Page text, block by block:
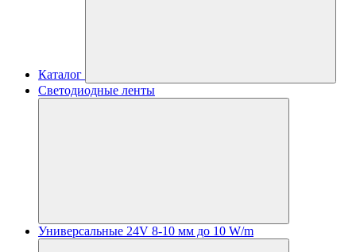
Каталог
Светодиодные ленты
Универсальные 24V 8-10 мм до 10 W/m